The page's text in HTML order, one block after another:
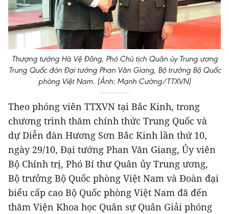
Thượng tướng Hà Vệ Đông, Phó Chủ tịch Quân ủy Trung ương
Trung Quốc đón Đại tướng Phan Văn Giang, Bộ trưởng Bộ Quốc
phòng Việt Nam. (Ảnh: Mạnh Cường/TTXVN)
Theo phóng viên TTXVN tại Bắc Kinh, trong
chương trình thăm chính thức Trung Quốc và
dự Diễn đàn Hương Sơn Bắc Kinh lần thứ 10,
ngày 29/10, Đại tướng Phan Văn Giang, Ủy viên
Bộ Chính trị, Phó Bí thư Quân ủy Trung ương,
Bộ trưởng Bộ Quốc phòng Việt Nam và Đoàn đại
biểu cấp cao Bộ Quốc phòng Việt Nam đã đến
thăm Viện Khoa học Quân sự Quân Giải phóng